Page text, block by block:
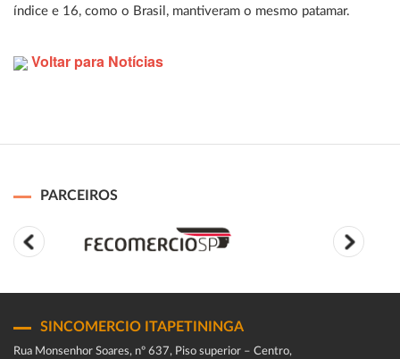
índice e 16, como o Brasil, mantiveram o mesmo patamar.
Voltar para Notícias
PARCEIROS
SINCOMERCIO ITAPETININGA
Rua Monsenhor Soares, nº 637, Piso superior – Centro,